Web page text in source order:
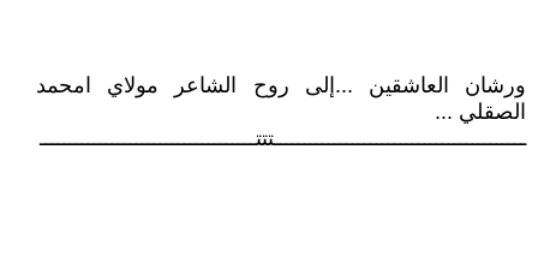
ورشان العاشقين ...إلى روح الشاعر مولاي امحمد
الصقلي ...
ــــــــــــــــــــــــــــــــــــــــــتتتــــــــــــــــــــــــــــــــــــ